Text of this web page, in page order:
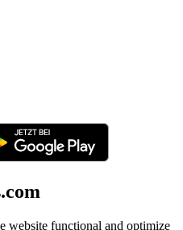
website functional and optimize